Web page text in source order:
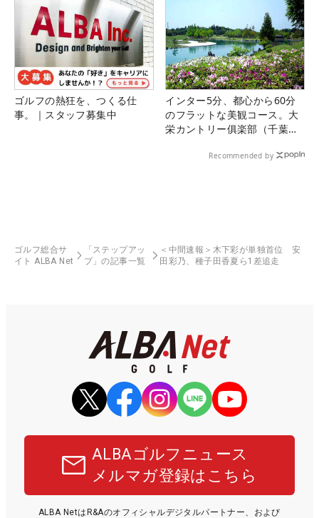
ゴルフの熱狂を、つくる仕
事。｜スタッフ募集中
インター5分、都心から60分
のフラットな美観コース。大
栄カントリー俱楽部（千葉
Recommended by
ゴルフ総合サ
イト ALBA Net
「ステップアッ
プ」の記事一覧
＜中間速報＞木下彩が単独首位 安
田彩乃、種子田香夏ら1差追走
ALBAゴルフニュース
メルマガ登録はこちら
ALBA NetはR&Aのオフィシャルデジタルパートナー、および